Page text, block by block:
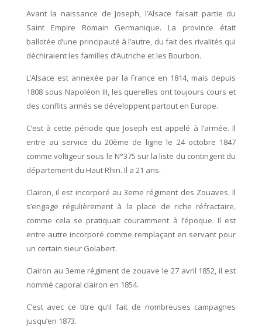
Avant la naissance de Joseph, l’Alsace faisait partie du
Saint Empire Romain Germanique. La province était
ballotée d’une principauté à l’autre, du fait des rivalités qui
déchiraient les familles d’Autriche et les Bourbon.
L’Alsace est annexée par la France en 1814, mais depuis
1808 sous Napoléon III, les querelles ont toujours cours et
des conflits armés se développent partout en Europe.
C’est à cette période que Joseph est appelé à l’armée. Il
entre au service du 20ème de ligne le 24 octobre 1847
comme voltigeur sous le N°375 sur la liste du contingent du
département du Haut Rhin. Il a 21 ans.
Clairon, il est incorporé au 3eme régiment des Zouaves. Il
s’engage régulièrement à la place de riche réfractaire,
comme cela se pratiquait couramment à l’époque. Il est
entre autre incorporé comme remplaçant en servant pour
un certain sieur Golabert.
Clairon au 3eme régiment de zouave le 27 avril 1852, il est
nommé caporal clairon en 1854.
C’est avec ce titre qu’il fait de nombreuses campagnes
jusqu’en 1873.